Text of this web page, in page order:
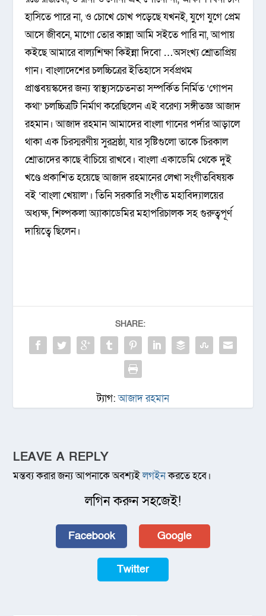
হাসিতে পারে না, ও চোখে চোখ পড়েছে যখনই, যুগে যুগে প্রেম
আসে জীবনে, মাগো তোর কান্না আমি সইতে পারি না, আপায়
কইছে আমারে বাল্যশিক্ষা কিইন্না দিবো …অসংখ্য শ্রোতাপ্রিয়
গান। বাংলাদেশের চলচ্চিত্রের ইতিহাসে সর্বপ্রথম
প্রাপ্তবয়স্কদের জন্য স্বাস্থ্যসচেতনতা সম্পর্কিত নির্মিত ‘গোপন
কথা’ চলচ্চিত্রটি নির্মাণ করেছিলেন এই বরেণ্য সঙ্গীতজ্ঞ আজাদ
রহমান। আজাদ রহমান আমাদের বাংলা গানের পর্দার আড়ালে
থাকা এক চিরস্মরণীয় সুরস্রষ্ঠা, যার সৃষ্টিগুলো তাকে চিরকাল
শ্রোতাদের কাছে বাঁচিয়ে রাখবে। বাংলা একাডেমি থেকে দুই
খণ্ডে প্রকাশিত হয়েছে আজাদ রহমানের লেখা সংগীতবিষয়ক
বই ‘বাংলা খেয়াল’। তিনি সরকারি সংগীত মহাবিদ্যালয়ের
অধ্যক্ষ, শিল্পকলা অ্যাকাডেমির মহাপরিচালক সহ গুরুত্বপূর্ণ
দায়িত্বে ছিলেন।
SHARE:
ট্যাগ:আজাদ রহমান
LEAVE A REPLY
মন্তব্য করার জন্য আপনাকে অবশ্যইলগইনকরতে হবে।
লগিন করুন সহজেই!
Facebook Google
Twitter